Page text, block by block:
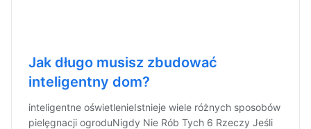
Jak długo musisz zbudować
inteligentny dom?
inteligentne oświetlenieIstnieje wiele różnych sposobów
pielęgnacji ogroduNigdy Nie Rób Tych 6 Rzeczy Jeśli